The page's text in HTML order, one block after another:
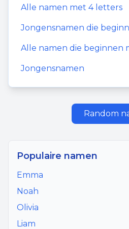
Alle namen met 4letters
Jongensnamen die
Alle namen die beginnen
Jongensnamen
Random
Populaire namen
Emma
Noah
Olivia
Liam